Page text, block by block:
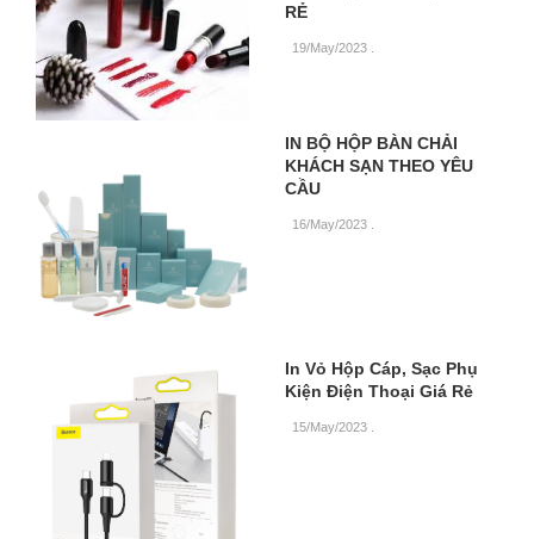
RẺ
19/May/2023
IN BỘ HỘP BÀN CHẢI
KHÁCH SẠN THEO YÊU
CẦU
16/May/2023
In Vỏ Hộp Cáp, Sạc Phụ
Kiện Điện Thoại Giá Rẻ
15/May/2023